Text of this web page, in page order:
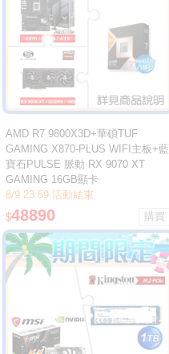
AMD R7 9800X3D+華碩TUF
GAMING X870-PLUS WIFI主板+藍
寶石PULSE 脈動 RX 9070 XT
GAMING 16GB顯卡
8/9 23:59 活動結束
$48890